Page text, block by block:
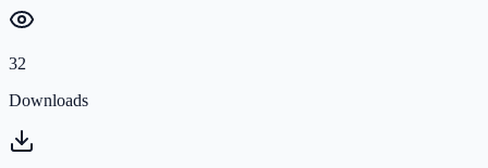
32
Downloads